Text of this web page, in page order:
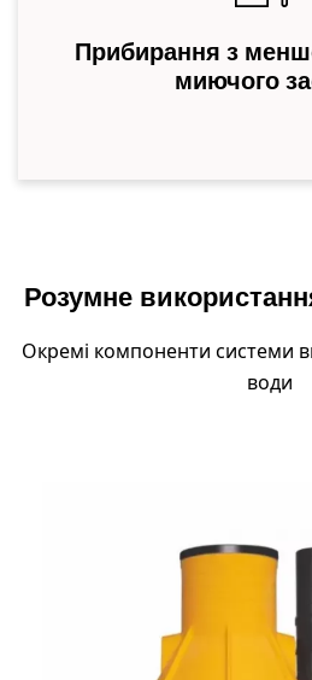
Прибирання з
миючого
Розумне
Окремі компоненти системи
води